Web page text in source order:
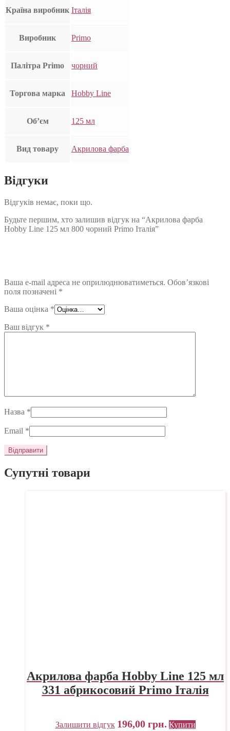
Країна виробник Італія
Виробник Primo
Палітра Primo чорний
Торгова марка Hobby Line
Об’єм 125 мл
Вид товару Акрилова фарба
Відгуки
Відгуків немає, поки що.
Будьте першим, хто залишив відгук на “Акрилова фарба
Hobby Line 125 мл 800 чорний Primo Італія”
Ваша e-mail адреса не оприлюднюватиметься. Обов’язкові
поля позначені *
Ваша оцінка *
Ваш відгук *
Назва *
Email *
Супутні товари
Акрилова фарба Hobby Line 125 мл
331 абрикосовий Primo Італія
Залишити відгук 196,00 грн. Купити